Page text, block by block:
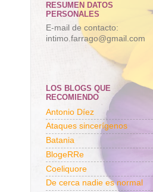
RESUMEN DATOS
PERSONALES
E-mail de contacto:
intimo.farrago@gmail.com
LOS BLOGS QUE
RECOMIENDO
Antonio Díez
Ataques sincerígenos
Batania
BlogeRRe
Coeliquore
De cerca nadie es normal